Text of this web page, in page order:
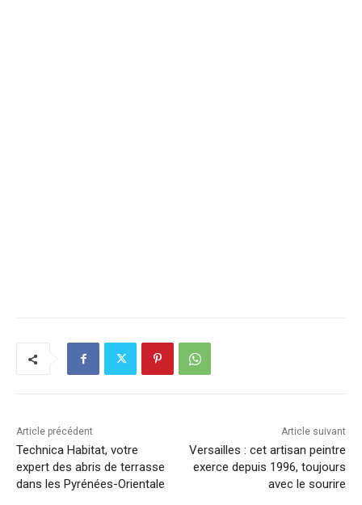
Article précédent
Technica Habitat, votre
expert des abris de terrasse
dans les Pyrénées-Orientale
Article suivant
Versailles : cet artisan peintre
exerce depuis 1996, toujours
avec le sourire